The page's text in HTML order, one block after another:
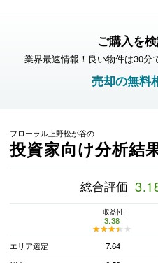
ご購入を
業界最速情報！良い物件は30分
売却の無料
フローラル上野松が谷の
投資家向け分析結
総合評価
収益性
3.38
★★★★★
★★★★★
エリア選定
7.64